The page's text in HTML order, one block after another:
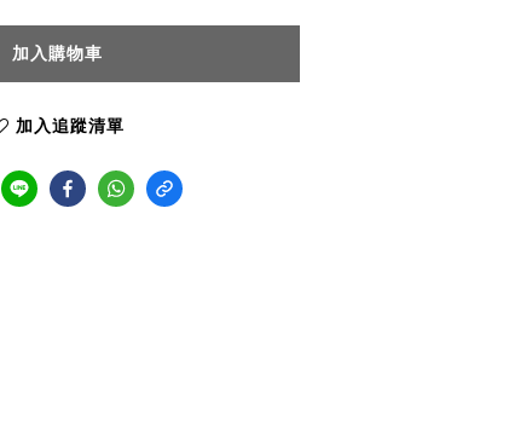
加入購物車
加入追蹤清單